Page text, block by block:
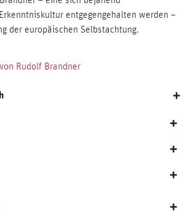
entgegengehalten werden –
der europäischen Selbstachtung.
Rudolf Brandner